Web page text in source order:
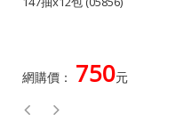
網購價： 750元